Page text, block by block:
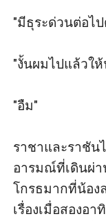
"มีธุระด่วนต่อไ
"งั้นผมไปแล้วใ
"อืม"
ราชาและราชัน
อารมณ์ที่เดินผ่า
โกรธมากที่น้อง
เรื่องเมื่อสองอ